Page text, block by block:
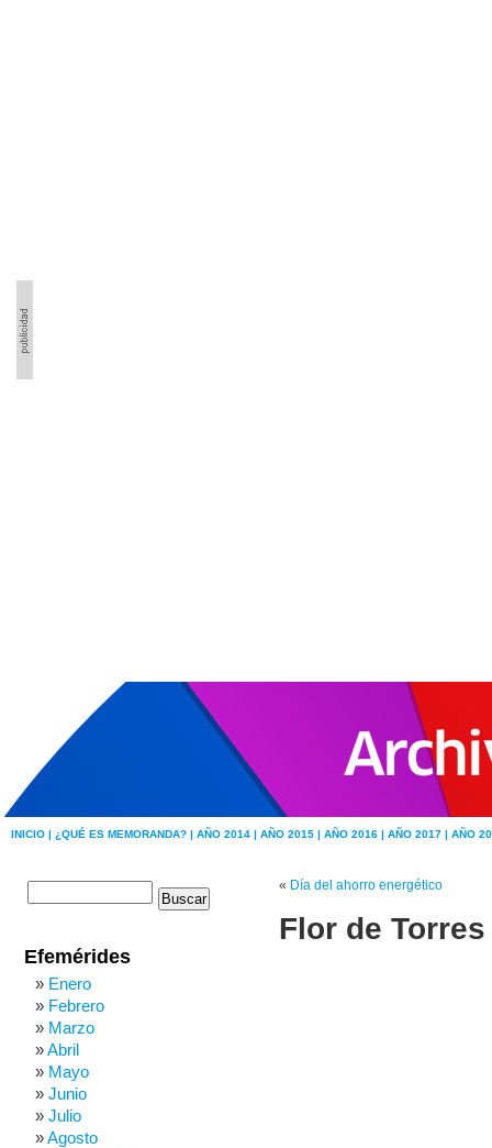
INICIO | ¿QUÉ ES MEMORANDA? | AÑO 2014 | AÑO 2015 | AÑO 2016 | AÑO 2017 | AÑO
« Día del ahorro energético
Flor de
Efemérides
Enero
Febrero
Marzo
Abril
Mayo
Junio
Julio
Agosto